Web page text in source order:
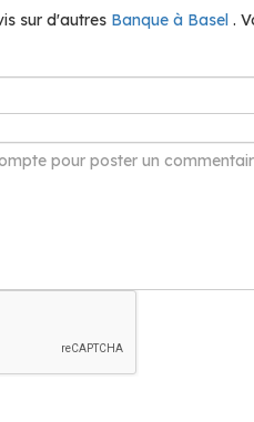
sur d'autres Banque à Basel .